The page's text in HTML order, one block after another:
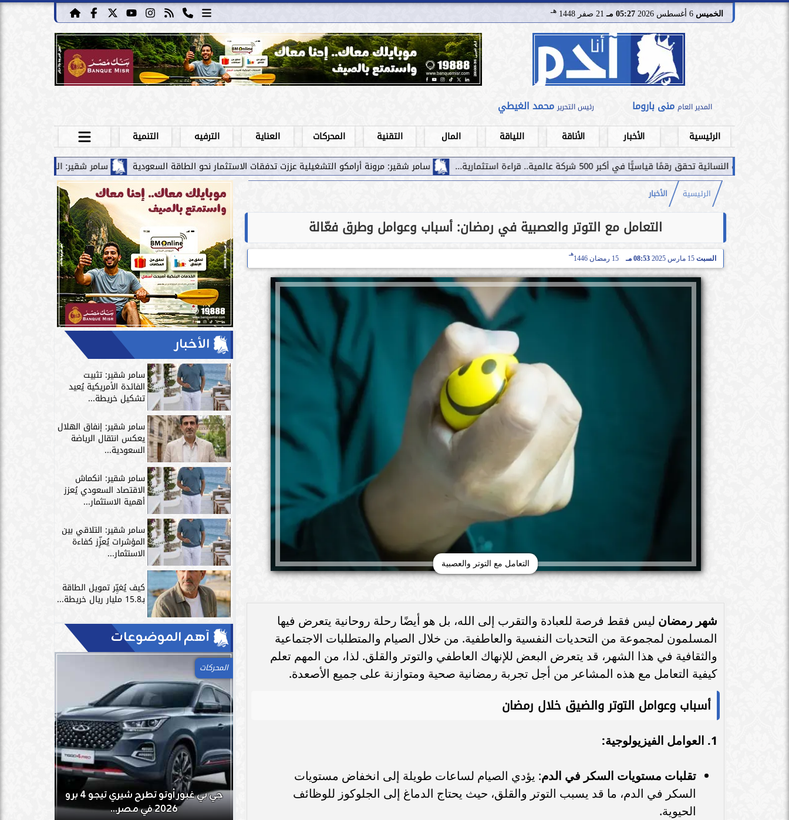
الخميس 05:27 مـ 21 صفر 1448 هـ
المدير العام منى باروما رئيس التحرير محمد الغيطي
الرئيسية الأخبار الأناقة اللياقة المال التقنية المحركات العناية الترفيه
التنمية
سامر شقير: الممرات المالية بين الخليج ومصر
سامر شقير: مرونة أرامكو التشغيلية عززت تدفقات الاستثمار نحو الطاقة السعودية قياسيًّا في أكبر 500 شركة عالمية.. قراءة استثمارية...
الرئيسية الأخبار
التعامل مع التوتر والعصبية في رمضان: أسباب وعوامل وطرق فعّالة
السبت 15 مارس 2025 08:53 مـ 15 رمضان 1446
هـ
التعامل مع التوتر والعصبية
شهر رمضان ليس فقط فرصة للعبادة والتقرب إلى الله، بل هو أيضًا رحلة روحانية يتعرض فيها
المسلمون لمجموعة من التحديات النفسية والعاطفية. من خلال الصيام والمتطلبات الاجتماعية
والثقافية في هذا الشهر، قد يتعرض البعض للإنهاك العاطفي والتوتر والقلق. لذا، من المهم تعلم
كيفية التعامل مع هذه المشاعر من أجل تجربة رمضانية صحية ومتوازنة على جميع الأصعدة.
أسباب وعوامل التوتر والضيق خلال رمضان
1. العوامل الفيزيولوجية:
تقلبات مستويات السكر في الدم: يؤدي الصيام لساعات طويلة إلى انخفاض مستويات
السكر في الدم، ما قد يسبب التوتر والقلق، حيث يحتاج الدماغ إلى الجلوكوز للوظائف
الحيوية.
الأخبار
سامر شقير: تثبيت
الفائدة الأمريكية يُعيد
تشكيل خريطة...
سامر شقير: إنفاق الهلال
يعكس انتقال الرياضة
السعودية...
سامر شقير: انكماش
الاقتصاد السعودي يُعزز
أهمية الاستثمار...
سامر شقير: التلاقي بين
المؤشرات يُعزِّز كفاءة
الاستثمار...
كيف يُغيِّر تمويل الطاقة
بـ15.8 مليار ريال خريطة...
آهم الموضوعات
محمد صلاح يكشف مطربه المفضل
وأقرب أصدقائه داخل ليفربول
موديل سوزوكي سويفت 2025 في مصر..
مستقبل بن شرقي مع الأهلي مهدد بعد
المحركات
جي بي غبور أوتو تطرح شيري تيجو 4 برو
2026 في مصر...